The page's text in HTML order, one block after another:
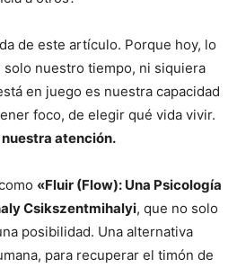
de este artículo. Porque hoy, lo
nuestro tiempo, ni siquiera
en juego es nuestra capacidad
foco, de elegir qué vida vivir.
nuestra atención.
«Fluir (Flow): Una Psicología
Csikszentmihalyi, que no solo
posibilidad. Una alternativa
para recuperar el timón de